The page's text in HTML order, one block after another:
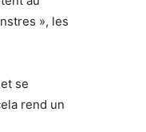
», les
se
rend un